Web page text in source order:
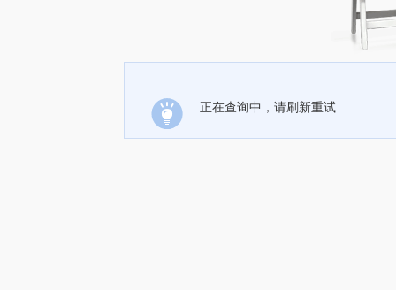
正在查询中，请刷新重试